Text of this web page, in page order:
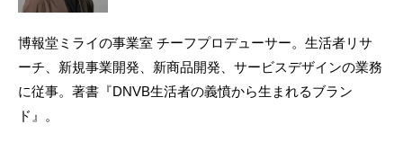
博報堂ミライの事業室 チーフプロデューサー。生活者リサ
ーチ、新規事業開発、新商品開発、サービスデザインの業務
に従事。著書『DNVB生活者の義憤から生まれるブラン
ド』。